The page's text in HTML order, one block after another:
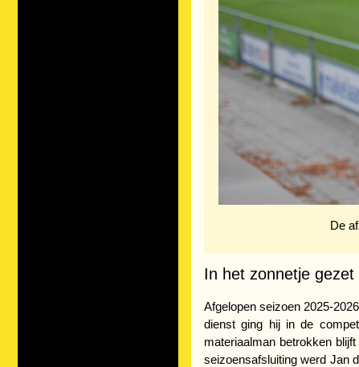
De
In het zonnetje gezet
Afgelopen seizoen 2025-
dienst ging hij in de
materiaalman betrokken
seizoensafsluiting werd Jan